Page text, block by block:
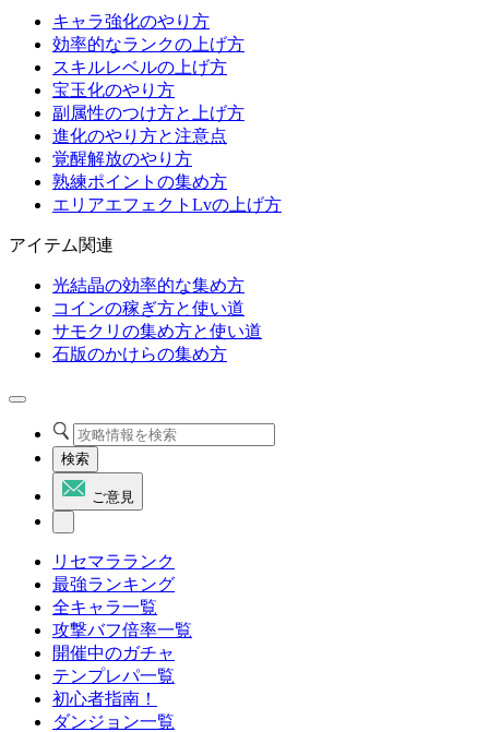
キャラ強化のやり方
効率的なランクの上げ方
スキルレベルの上げ方
宝玉化のやり方
副属性のつけ方と上げ方
進化のやり方と注意点
覚醒解放のやり方
熟練ポイントの集め方
エリアエフェクトLvの上げ方
アイテム関連
光結晶の効率的な集め方
コインの稼ぎ方と使い道
サモクリの集め方と使い道
石版のかけらの集め方
検索
ご意見
リセマラランク
最強ランキング
全キャラ一覧
攻撃バフ倍率一覧
開催中のガチャ
テンプレパ一覧
初心者指南！
ダンジョン一覧